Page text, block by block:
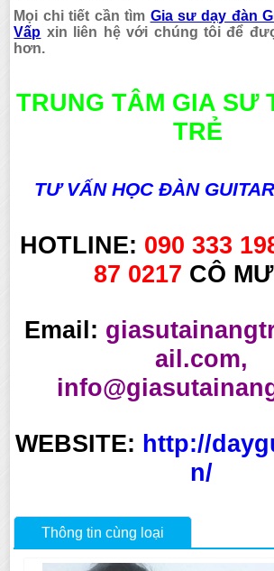
Mọi chi tiết cần tìm Gia sư dạy đàn
Vấp xin liên hệ với chúng tôi để
hơn.
TRUNG TÂM GIA SƯ
TRẺ
TƯ VẤN HỌC ĐÀN
HOTLINE: 090 333
87 0217 CÔ
Email:
ail.com,
WEBSITE: http://
n/
Thông tin cùng loại